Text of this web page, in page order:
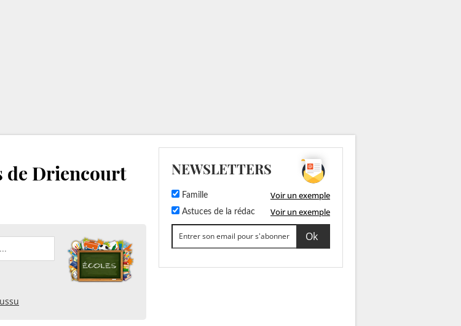
de Driencourt
NEWSLETTERS
Famille Voir un exemple
Astuces de la rédac Voir un exemple